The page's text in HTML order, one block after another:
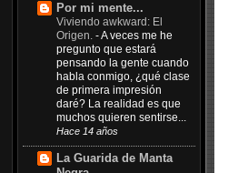
Por mi mente...
Viviendo awkward: El
Origen. -A veces me he
pregunto que estará
pensando la gente cuando
habla conmigo, ¿qué clase
de primera impresión
daré? La realidad es que
muchos quieren sentirse...
Hace 14 años
La Guarida de Manta